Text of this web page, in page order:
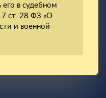
в судебном
ст. 28 ФЗ «О
и военной